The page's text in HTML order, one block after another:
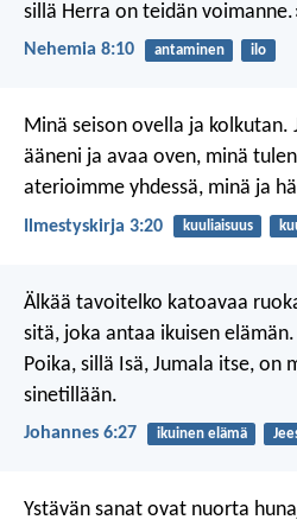
sillä Herra on teidän
Nehemia 8:10 antaminen ilo
Minä seison ovella ja kolkutan.
ääneni ja avaa oven, minä
aterioimme yhdessä, minä ja
Ilmestyskirja 3:20 kuuliaisuus
Älkää tavoitelko katoavaa
sitä, joka antaa ikuisen
Poika, sillä Isä, Jumala itse, on
sinetillään.
Johannes 6:27 ikuinen elämä
Ystävän sanat ovat nuorta